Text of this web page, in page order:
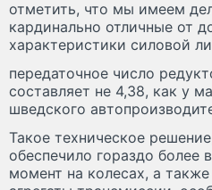
отметить, что мы имеем
кардинально отличные от
характеристики силовой
передаточное число
составляет не 4,38, как у
шведского
Такое техническое
обеспечило гораздо более
момент на колесах, а